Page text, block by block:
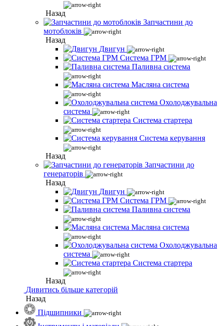
Назад
Запчастини до
мотоблоків
Назад
Двигун
Система ГРМ
Паливна система
Масляна система
Охолоджувальна
система
Система стартера
Система керування
Назад
Запчастини до
генераторів
Назад
Двигун
Система ГРМ
Паливна система
Масляна система
Охолоджувальна
система
Система стартера
Назад
Дивитись більше категорій
Назад
Підшипники